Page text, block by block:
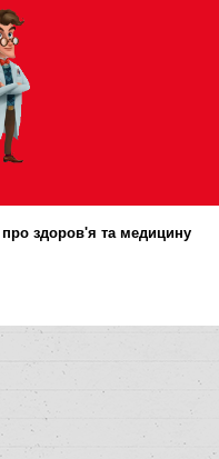
здоров'я та медицину